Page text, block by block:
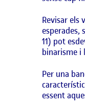
Revisar els
esperades,
11) pot
binarisme i
Per una
essent